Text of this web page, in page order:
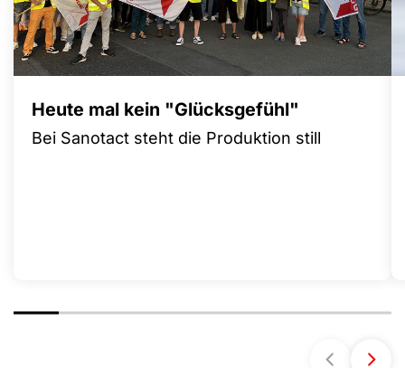
Heute mal kein "Glücksgefühl"
Bei Sanotact steht die Produktion still